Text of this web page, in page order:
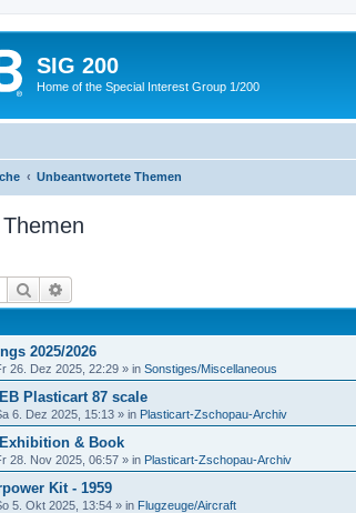
SIG 200
Home of the Special Interest Group 1/200
Unbeantwortete Themen
Suche
2025/2026
26. Dez 2025, 22:29 » in Sonstiges/Miscellaneous
Plasticart 87 scale
6. Dez 2025, 15:13 » in Plasticart-Zschopau-Archiv
& Book
28. Nov 2025, 06:57 » in Plasticart-Zschopau-Archiv
Kit - 1959
5. Okt 2025, 13:54 » in Flugzeuge/Aircraft